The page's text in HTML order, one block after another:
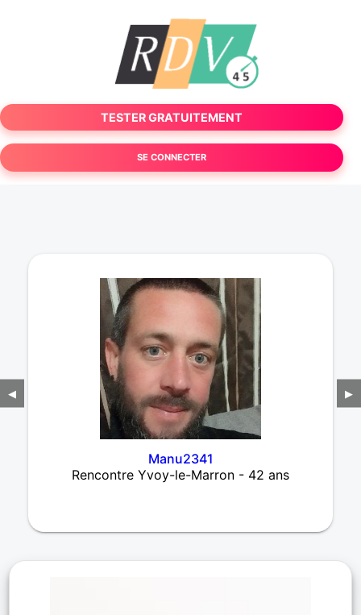
TESTER GRATUITEMENT
SE CONNECTER
◀
Manu2341
Rencontre Yvoy-le-Marron - 42 ans
▶